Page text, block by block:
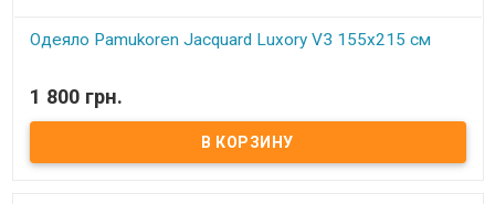
Одеяло Pamukoren Jacquard Luxory V3 155x215 см
155х215 см. Наполнитель: антиаллергенное волокно. Чехол:
сатин жаккард. Возможна стирка при 40 градусах.
1 800 грн.